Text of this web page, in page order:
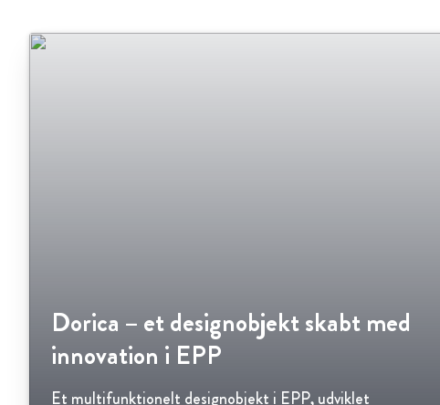
Dorica – et designobjekt skabt med
innovation i EPP
Et multifunktionelt designobjekt i EPP, udviklet